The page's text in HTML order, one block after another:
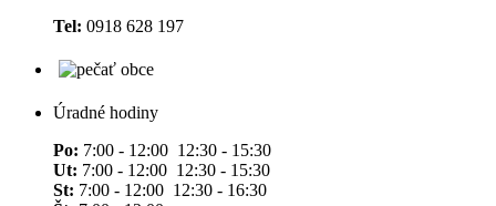
Tel: 0918 628 197
Úradné hodiny
Po: 7:00 - 12:00 12:30 - 15:30
Ut: 7:00 - 12:00 12:30 - 15:30
St: 7:00 - 12:00 12:30 - 16:30